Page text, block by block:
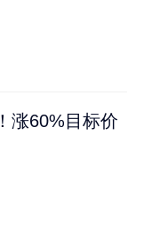
涨60%目标价